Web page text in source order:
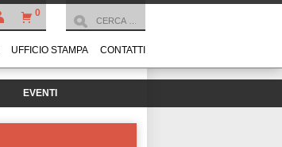
0
UFFICIO STAMPA CONTATTI
EVENTI